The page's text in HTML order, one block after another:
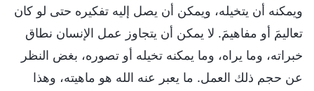
ويمكنه أن يتخيله، ويمكن أن يصل إليه تفكيره حتى لو كان
تعاليمَ أو مفاهيمَ. لا يمكن أن يتجاوز عمل الإنسان نطاق
خبراته، وما يراه، وما يمكنه تخيله أو تصوره، بغض النظر
عن حجم ذلك العمل. ما يعبر عنه الله هو ماهيته، وهذا